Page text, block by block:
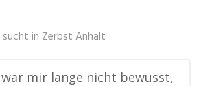
sucht in Zerbst Anhalt
war mir lange nicht bewusst,